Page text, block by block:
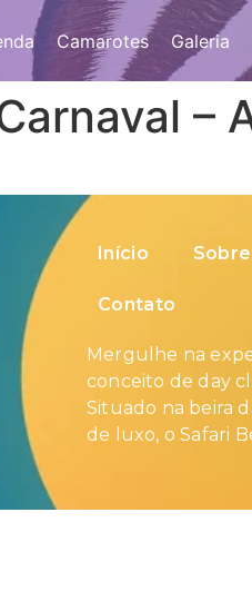
Camarotes Galeria
–
Início Sobre
Contato
Mergulhe na
conceito de day
Situado na beira
de luxo, o Safari